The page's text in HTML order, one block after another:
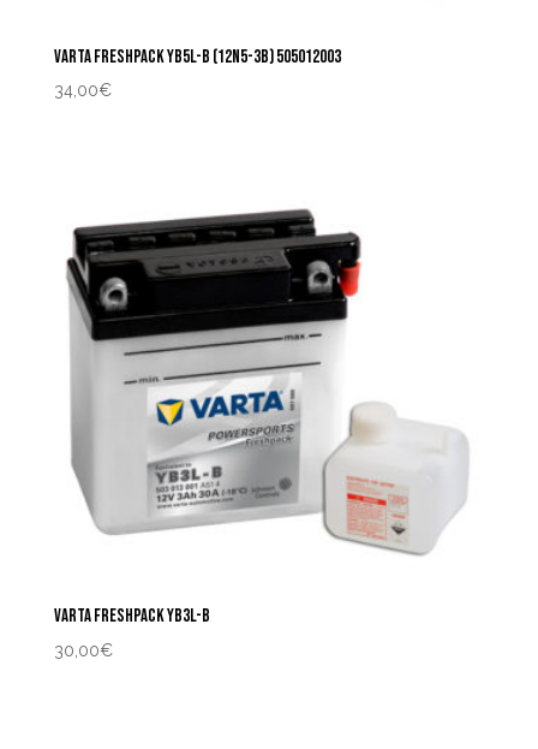
VARTA FRESHPACK YB5L-B (12N5-3B) 505012003
34,00€
VARTA FRESHPACK YB3L-B
30,00€